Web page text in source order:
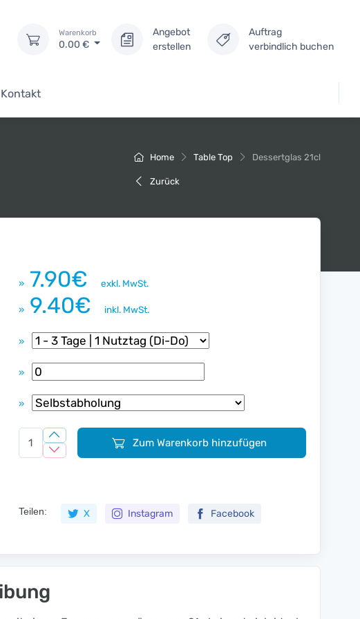
Warenkorb
0.00 €
Angebot
erstellen
Auftrag
verbindlich buchen
Kontakt
Home Table Top Dessertglas 21cl
Zurück
» 7.90€ exkl. MwSt.
» 9.40€ inkl. MwSt.
»
»
»
Zum Warenkorb hinzufügen
Teilen: X Instagram Facebook